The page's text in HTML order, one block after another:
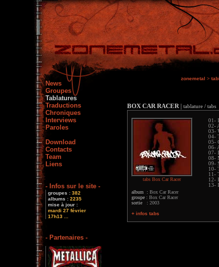
News
Groupes
Tablatures
Traductions
Chroniques
Interviews
Paroles
Download
Contacts
Team
Liens
- Infos sur le site -
groupes : 382
albums : 2235
mise à jour :
mardi 27 février
17h13 ...
- Partenaires -
zonemetal >
BOX CAR RACER| tablature / tabs
tabs Box Car Racer
album : Box Car Racer
groupe : Box Car Racer
sortie : 2003
+ infos tabs
01-
02-
03-
04-
05-
06-
07-
08-
09-
10-
11-
12-
13-